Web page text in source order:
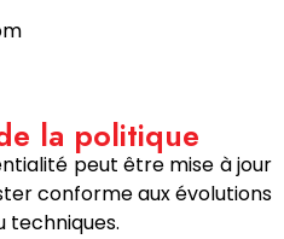
la politique
peut être mise à jour
conforme aux évolutions
techniques.